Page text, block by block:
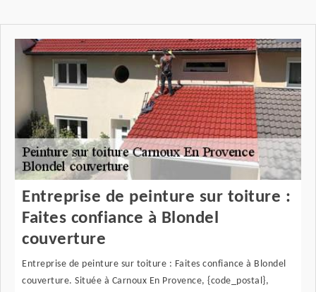
Entreprise de peinture sur toiture :
Faites confiance à Blondel
couverture
Entreprise de peinture sur toiture : Faites confiance à Blondel
couverture. Située à Carnoux En Provence, {code_postal},